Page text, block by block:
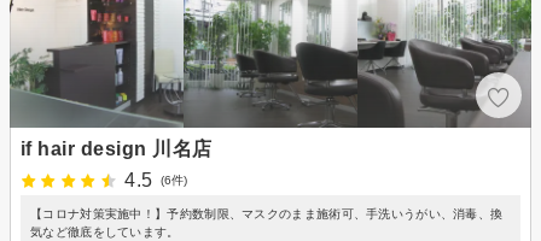
if hair design 川名店
4.5
(6件)
【コロナ対策実施中！】予約数制限、マスクのまま施術可、手洗いうがい、消毒、換
気など徹底をしています。